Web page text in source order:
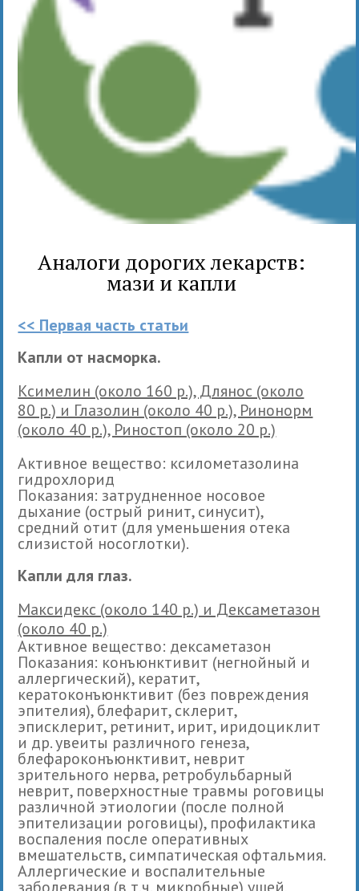
Аналоги дорогих лекарств:
мази и капли
<< Первая часть статьи
Капли от насморка.
Ксимелин (около 160 р.), Длянос (около
80 р.) и Глазолин (около 40 р.), Ринонорм
(около 40 р.), Риностоп (около 20 р.)
Активное вещество: ксилометазолина
гидрохлорид
Показания: затрудненное носовое
дыхание (острый ринит, синусит),
средний отит (для уменьшения отека
слизистой носоглотки).
Капли для глаз.
Максидекс (около 140 р.) и Дексаметазон
(около 40 р.)
Активное вещество: дексаметазон
Показания: конъюнктивит (негнойный и
аллергический), кератит,
кератоконъюнктивит (без повреждения
эпителия), блефарит, склерит,
эписклерит, ретинит, ирит, иридоциклит
и др. увеиты различного генеза,
блефароконъюнктивит, неврит
зрительного нерва, ретробульбарный
неврит, поверхностные травмы роговицы
различной этиологии (после полной
эпителизации роговицы), профилактика
воспаления после оперативных
вмешательств, симпатическая офтальмия.
Аллергические и воспалительные
заболевания (в т.ч. микробные) ушей,